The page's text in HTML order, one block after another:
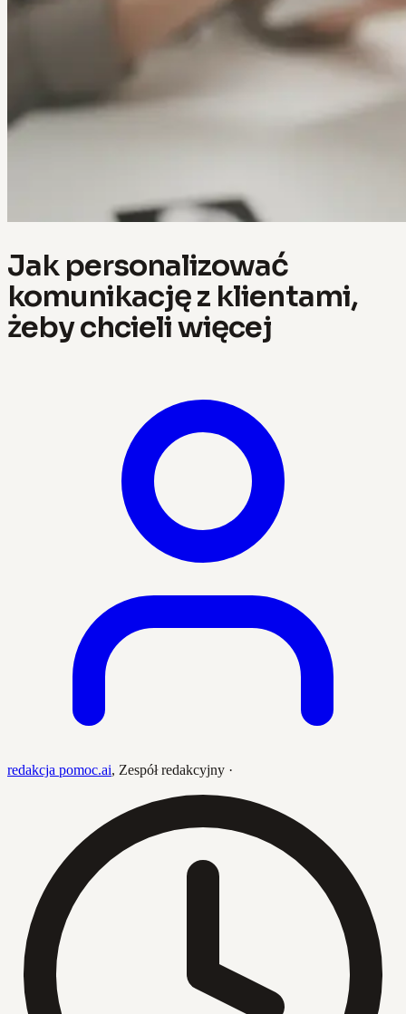
Jak personalizować
komunikację z klientami,
żeby chcieli więcej
redakcja pomoc.ai, Zespół redakcyjny ·